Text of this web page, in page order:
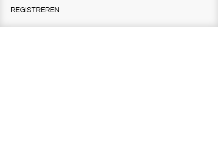
REGISTREREN